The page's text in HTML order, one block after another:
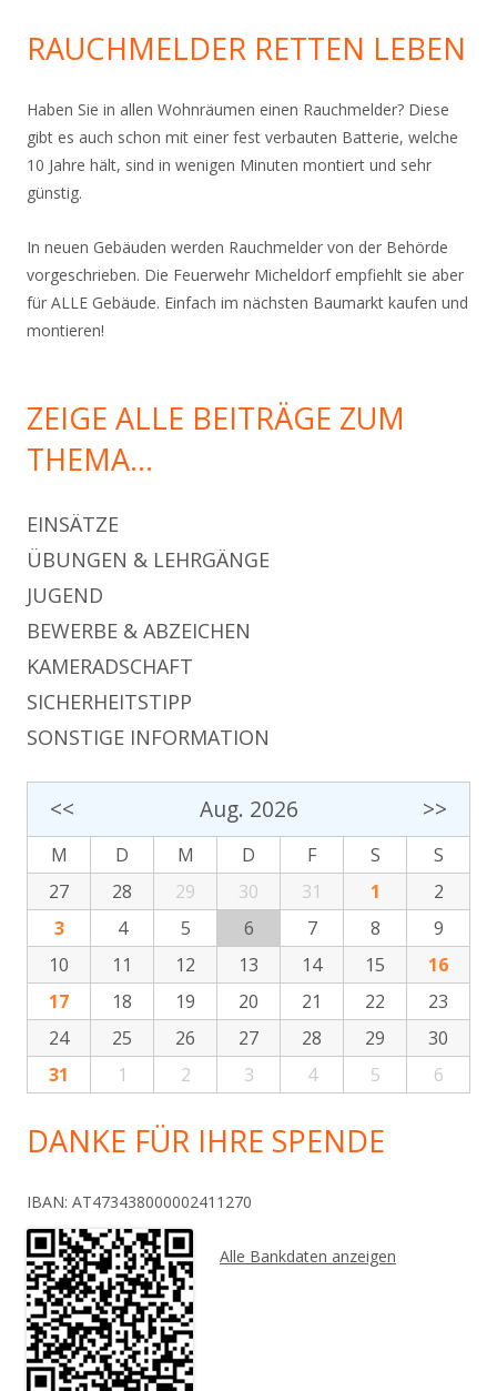
RAUCHMELDER RETTEN LEBEN
Haben Sie in allen Wohnräumen einen Rauchmelder? Diese
gibt es auch schon mit einer fest verbauten Batterie, welche
10 Jahre hält, sind in wenigen Minuten montiert und sehr
günstig.
In neuen Gebäuden werden Rauchmelder von der Behörde
vorgeschrieben. Die Feuerwehr Micheldorf empfiehlt sie aber
für ALLE Gebäude. Einfach im nächsten Baumarkt kaufen und
montieren!
ZEIGE ALLE BEITRÄGE ZUM
THEMA…
EINSÄTZE
ÜBUNGEN & LEHRGÄNGE
JUGEND
BEWERBE & ABZEICHEN
KAMERADSCHAFT
SICHERHEITSTIPP
SONSTIGE INFORMATION
<< Aug. 2026 >>
M D M D F S
S
27
28 29 30 31 1
2
3
4 5 6 7 8
9
10
11 12 13 14 15
16
17
18 19 20 21 22
23
24
25 26 27 28 29
30
31
1 2 3 4 5 6
DANKE FÜR IHRE SPENDE
IBAN: AT473438000002411270
Alle Bankdaten anzeigen